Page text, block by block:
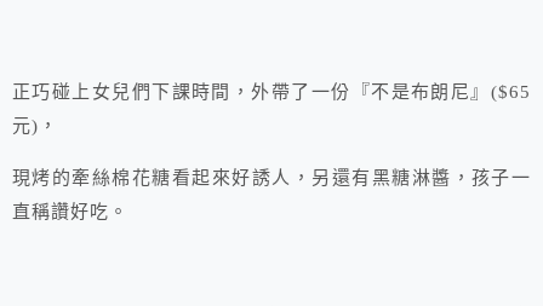
正巧碰上女兒們下課時間，外帶了一份『不是布朗尼』($65
元)，
現烤的牽絲棉花糖看起來好誘人，另還有黑糖淋醬，孩子一
直稱讚好吃。